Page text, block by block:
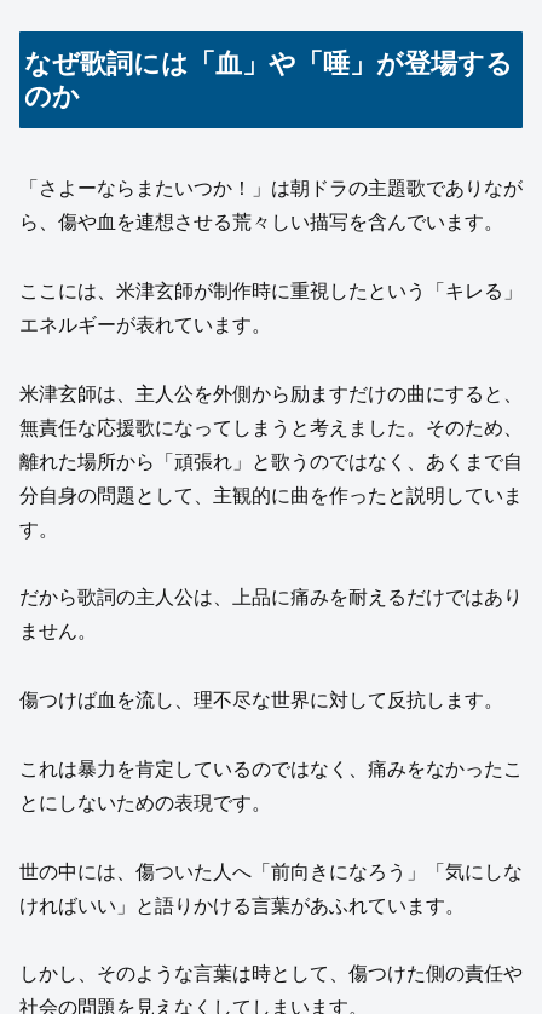
なぜ歌詞には「血」や「唾」が登場する
のか
「さよーならまたいつか！」は朝ドラの主題歌でありなが
ら、傷や血を連想させる荒々しい描写を含んでいます。
ここには、米津玄師が制作時に重視したという「キレる」
エネルギーが表れています。
米津玄師は、主人公を外側から励ますだけの曲にすると、
無責任な応援歌になってしまうと考えました。そのため、
離れた場所から「頑張れ」と歌うのではなく、あくまで自
分自身の問題として、主観的に曲を作ったと説明していま
す。
だから歌詞の主人公は、上品に痛みを耐えるだけではあり
ません。
傷つけば血を流し、理不尽な世界に対して反抗します。
これは暴力を肯定しているのではなく、痛みをなかったこ
とにしないための表現です。
世の中には、傷ついた人へ「前向きになろう」「気にしな
ければいい」と語りかける言葉があふれています。
しかし、そのような言葉は時として、傷つけた側の責任や
社会の問題を見えなくしてしまいます。